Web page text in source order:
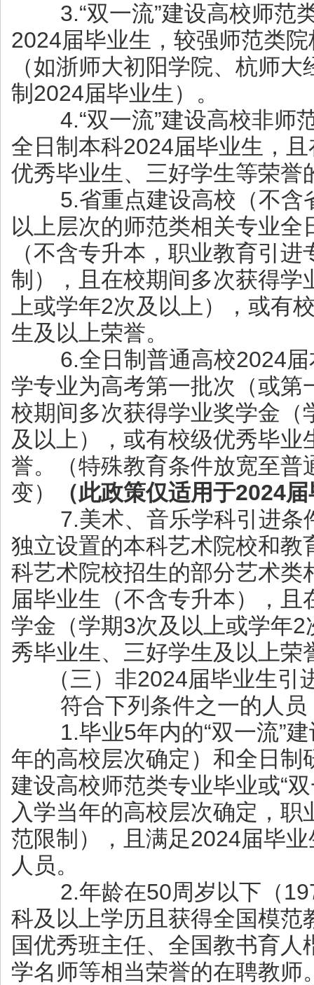
3.“双一流”建设高校师范
2024届毕业生，较强师范类院
（如浙师大初阳学院、杭师
制2024届毕业生）。
4.“双一流”建设高校非师
全日制本科2024届毕业生，
优秀毕业生、三好学生等荣誉
5.省重点建设高校（不含
以上层次的师范类相关专业
（不含专升本，职业教育引
制），且在校期间多次获得学
上或学年2次及以上），或有
生及以上荣誉。
6.全日制普通高校2024届
学专业为高考第一批次（或第
校期间多次获得学业奖学金（
及以上），或有校级优秀毕业
誉。（特殊教育条件放宽至普
变）
（此政策仅适用于2024
7.美术、音乐学科引进条
独立设置的本科艺术院校和教
科艺术院校招生的部分艺术类
届毕业生（不含专升本），
学金（学期3次及以上或学年
秀毕业生、三好学生及以上荣
（三）非2024届毕业生引
符合下列条件之一的人员
1.毕业5年内的“双一流”建
年的高校层次确定）和全日制
建设高校师范类专业毕业或“
入学当年的高校层次确定，
范限制），且满足2024届毕
人员。
2.年龄在50周岁以下（
科及以上学历且获得全国模范
国优秀班主任、全国教书育
学名师等相当荣誉的在聘教师